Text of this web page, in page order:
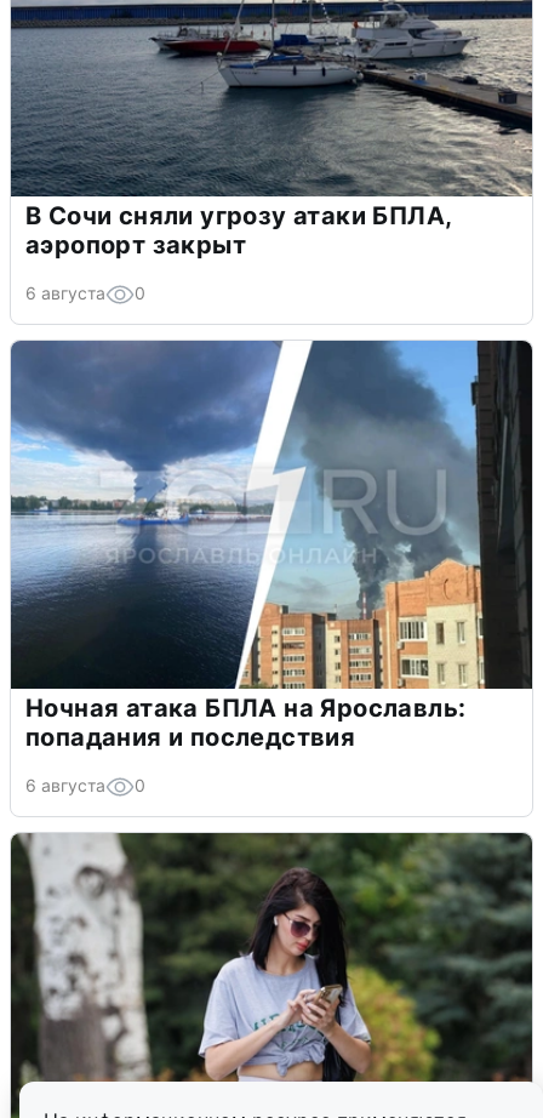
В Сочи сняли угрозу атаки БПЛА,
аэропорт закрыт
6 августа 0
Ночная атака БПЛА на Ярославль:
попадания и последствия
6 августа 0